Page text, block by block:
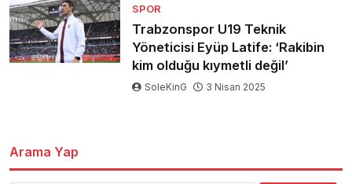
SPOR
Trabzonspor U19 Teknik
Yöneticisi Eyüp Latife: ‘Rakibin
kim olduğu kıymetli değil’
SoleKinG 3 Nisan 2025
Arama Yap